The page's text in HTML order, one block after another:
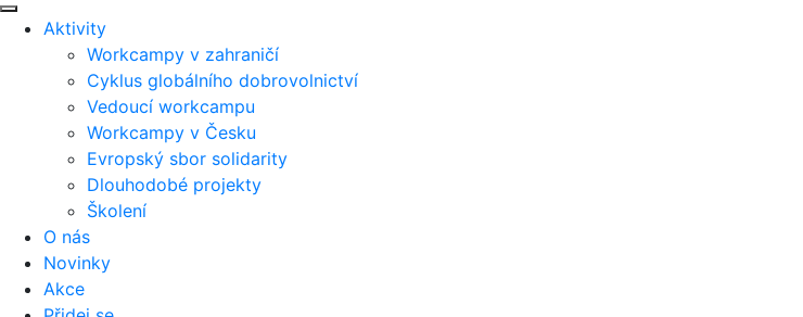
Aktivity
Workcampy v zahraničí
Cyklus globálního dobrovolnictví
Vedoucí workcampu
Workcampy v Česku
Evropský sbor solidarity
Dlouhodobé projekty
Školení
O nás
Novinky
Akce